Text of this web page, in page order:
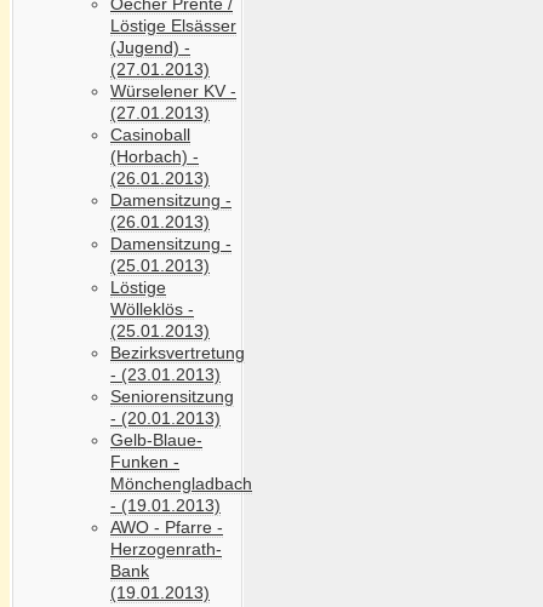
Löstige Elsässer
(Jugend) -
(27.01.2013)
Würselener KV -
(27.01.2013)
Casinoball
(Horbach) -
(26.01.2013)
Damensitzung -
(26.01.2013)
Damensitzung -
(25.01.2013)
Löstige
Wölleklös -
(25.01.2013)
Bezirksvertretung
- (23.01.2013)
Seniorensitzung
- (20.01.2013)
Gelb-Blaue-
Funken -
Mönchengladbach
- (19.01.2013)
AWO - Pfarre -
Herzogenrath-
Bank
(19.01.2013)